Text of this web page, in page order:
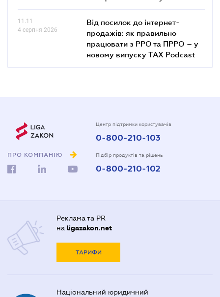
11.11
4 серпня 2026
Від посилок до інтернет-
продажів: як правильно
працювати з РРО та ПРРО – у
новому випуску TAX Podcast
ПРО КОМПАНІЮ
Центр підтримки користувачів
0-800-210-103
Підбір продуктів та рішень
0-800-210-102
Реклама та PR
на ligazakon.net
ТАРИФИ
Національний юридичний